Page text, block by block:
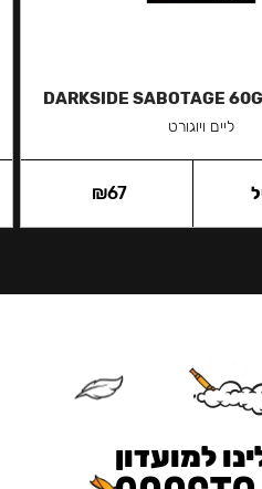
DARKSIDE SABOTAGE
ליים ויוגורט
₪67
למועדון